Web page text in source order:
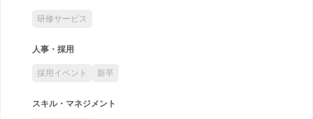
研修サービス
人事・採用
採用イベント 新卒
スキル・マネジメント